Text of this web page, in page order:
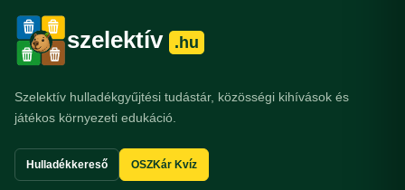
szelektív .hu
Szelektív hulladékgyűjtési tudástár, közösségi kihívások és
játékos környezeti edukáció.
Hulladékkereső OSZKár Kvíz